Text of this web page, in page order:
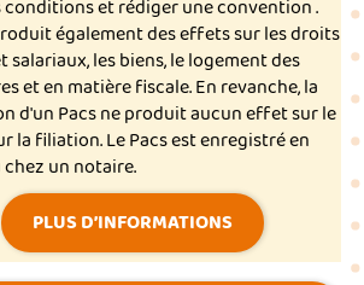
et rédiger une convention .
également des effets sur les droits
salariaux, les biens, le logement des
et en matière fiscale. En revanche, la
d'un Pacs ne produit aucun effet sur le
la filiation. Le Pacs est enregistré en
un notaire.
PLUS D’INFORMATIONS